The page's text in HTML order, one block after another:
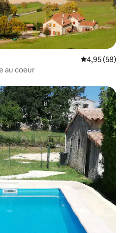
Évaluation
4,95 (58)
au coeur